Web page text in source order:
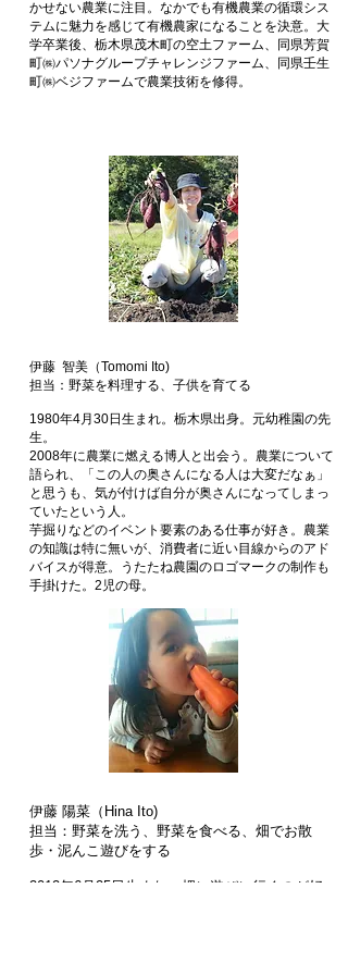
かせない農業に注目。なかでも有機農業の循環シス
テムに魅力を感じて有機農家になることを決意。大
学卒業後、栃木県茂木町の空土ファーム、同県芳賀
町㈱パソナグループチャレンジファーム、同県壬生
町㈱ベジファームで農業技術を修得。
伊藤 智美（Tomomi Ito)
担当：野菜を料理する、子供を育てる
1980年4月30日生まれ。栃木県出身。元幼稚園の先
生。
2008年に農業に燃える博人と出会う。農業について
語られ、「この人の奥さんになる人は大変だなぁ」
と思うも、気が付けば自分が奥さんになってしまっ
ていたという人。
芋掘りなどのイベント要素のある仕事が好き。 農業
の知識は特に無いが、消費者に近い目線からのアド
バイスが得意。うたたね農園のロゴマークの制作も
手掛けた。2児の母。
伊藤 陽菜（Hina Ito)
担当：野菜を洗う、野菜を食べる、畑でお散
歩・泥んこ遊びをする
2012年6月25日生まれ。
畑に遊びに行くのが好